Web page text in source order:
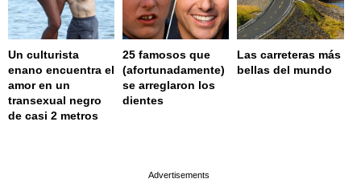
Un culturista
enano encuentra el
amor en un
transexual negro
de casi 2 metros
25 famosos que
(afortunadamente)
se arreglaron los
dientes
Las carreteras más
bellas del mundo